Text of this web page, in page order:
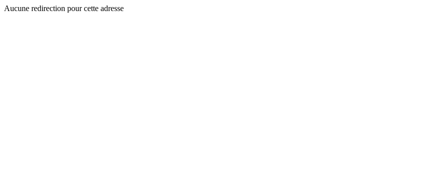
Aucune redirection pour cette adresse